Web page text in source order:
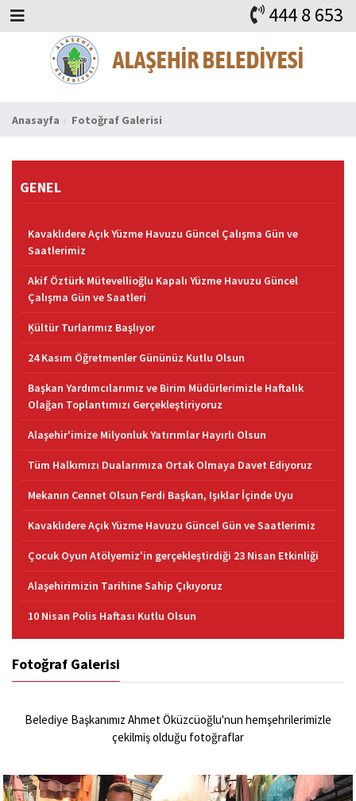
444 8 653
BAŞKAN
ALAŞEHİR
HABERLER
İHALELER
DUYURULAR
KURUMSAL
ALAŞEHİR
FAYDALI ADRESLER
iLETİŞİM
Anasayfa Fotoğraf Galerisi
GENEL
Kavaklıdere Açık Yüzme Havuzu Güncel Çalışma Gün ve
Saatlerimiz
Akif Öztürk Mütevellioğlu Kapalı Yüzme Havuzu Güncel
Çalışma Gün ve Saatleri
Ķültür Turlarımız Başlıyor
24 Kasım Öğretmenler Gününüz Kutlu Olsun
Başkan Yardımcılarımız ve Birim Müdürlerimizle Haftalık
Olağan Toplantımızı Gerçekleştiriyoruz
Alaşehir'imize Milyonluk Yatırımlar Hayırlı Olsun
Tüm Halkımızı Dualarımıza Ortak Olmaya Davet Ediyoruz
Mekanın Cennet Olsun Ferdi Başkan, Işıklar İçinde Uyu
Kavaklıdere Açık Yüzme Havuzu Güncel Gün ve Saatlerimiz
Çocuk Oyun Atölyemiz'in gerçekleştirdiği 23 Nisan Etkinliği
Alaşehirimizin Tarihine Sahip Çıkıyoruz
10 Nisan Polis Haftası Kutlu Olsun
Fotoğraf Galerisi
Belediye Başkanımız Ahmet Öküzcüoğlu'nun hemşehrilerimizle
çekilmiş olduğu fotoğraflar